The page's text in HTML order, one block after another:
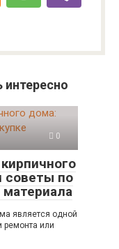
0
советы по
материала
является одной
ремонта или